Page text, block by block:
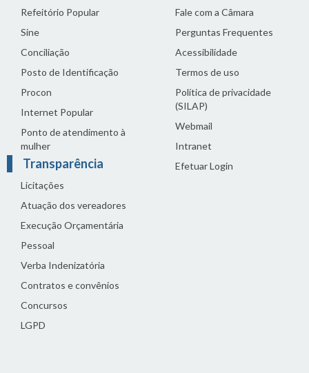
Refeitório Popular
Sine
Conciliação
Posto de Identificação
Procon
Internet Popular
Ponto de atendimento à
mulher
Transparência
Licitações
Atuação dos vereadores
Execução Orçamentária
Pessoal
Verba Indenizatória
Contratos e convênios
Concursos
LGPD
Fale com a Câmara
Perguntas Frequentes
Acessibilidade
Termos de uso
Política de privacidade
(SILAP)
Webmail
Intranet
Efetuar Login